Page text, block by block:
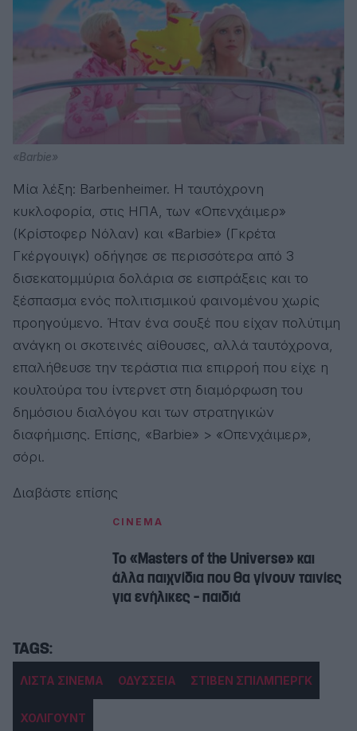
«Barbie»
Μία λέξη: Barbenheimer. Η ταυτόχρονη
κυκλοφορία, στις ΗΠΑ, των «Οπενχάιμερ»
(Κρίστοφερ Νόλαν) και «Barbie» (Γκρέτα
Γκέργουιγκ) οδήγησε σε περισσότερα από 3
δισεκατομμύρια δολάρια σε εισπράξεις και το
ξέσπασμα ενός πολιτισμικού φαινομένου χωρίς
προηγούμενο. Ήταν ένα σουξέ που είχαν πολύτιμη
ανάγκη οι σκοτεινές αίθουσες, αλλά ταυτόχρονα,
επαλήθευσε την τεράστια πια επιρροή που είχε η
κουλτούρα του ίντερνετ στη διαμόρφωση του
δημόσιου διαλόγου και των στρατηγικών
διαφήμισης. Επίσης, «Barbie» > «Οπενχάιμερ»,
σόρι.
Διαβάστε επίσης
CINEMA
Το «Masters of the Universe» και
άλλα παιχνίδια που θα γίνουν ταινίες
για ενήλικες – παιδιά
ΛΙΣΤΑ ΣΙΝΕΜΑ ΟΔΥΣΣΕΙΑ ΣΤΙΒΕΝ ΣΠΙΛΜΠΕΡΓΚ
ΧΟΛΙΓΟΥΝΤ